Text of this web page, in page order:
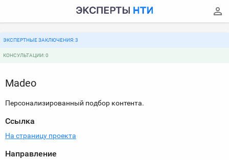
ЭКСПЕРТНЫЕ ЗАКЛЮЧЕНИЯ: 3
КОНСУЛЬТАЦИИ: 0
Madeo
Персонализированный подбор контента.
Ссылка
На страницу проекта
Направление